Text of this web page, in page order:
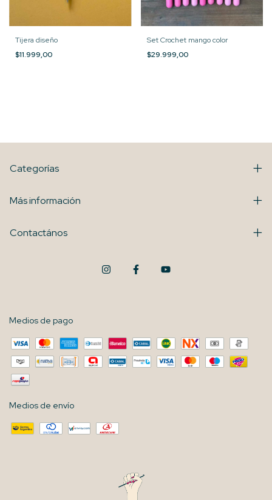
Tijera diseño
$11.999,00
Set Crochet mango color
$29.999,00
Categorías
Más información
Contactános
Medios de pago
Medios de envío